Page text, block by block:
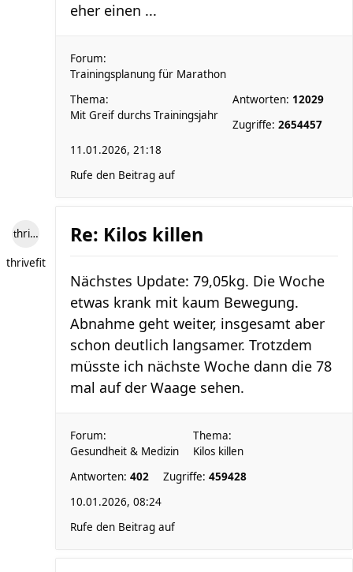
eher einen ...
Forum:
Trainingsplanung für Marathon
Thema:
Mit Greif durchs Trainingsjahr
Antworten: 12029
Zugriffe: 2654457
11.01.2026, 21:18
Rufe den Beitrag auf
thrivefit
thrivefit
Re: Kilos killen
Nächstes Update: 79,05kg. Die Woche
etwas krank mit kaum Bewegung.
Abnahme geht weiter, insgesamt aber
schon deutlich langsamer. Trotzdem
müsste ich nächste Woche dann die 78
mal auf der Waage sehen.
Forum:
Gesundheit & Medizin
Thema:
Kilos killen
Antworten: 402 Zugriffe: 459428
10.01.2026, 08:24
Rufe den Beitrag auf